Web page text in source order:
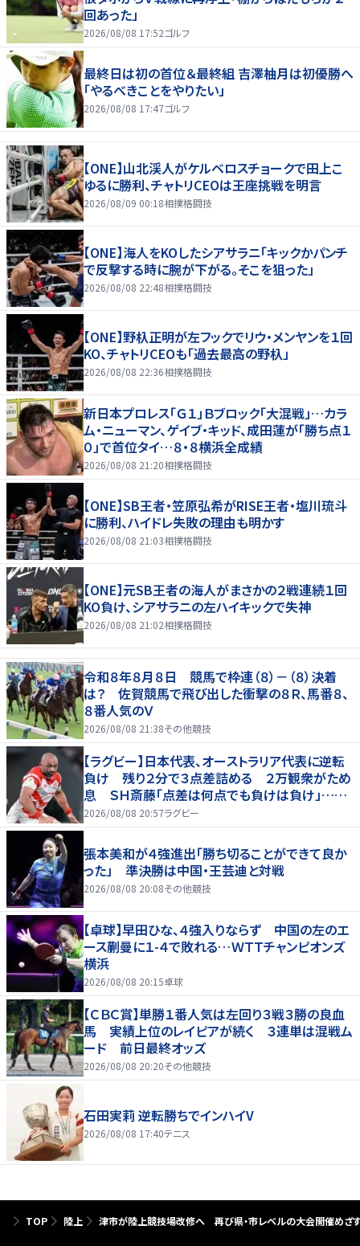
回あった」
2026/08/08 17:52ゴルフ
最終日は初の首位＆最終組 吉澤柚月は初優勝へ
「やるべきことをやりたい」
2026/08/08 17:47ゴルフ
【ONE】山北渓人がケルベロスチョークで田上こ
ゆるに勝利、チャトリCEOは王座挑戦を明言
2026/08/09 00:18相撲格闘技
【ONE】海人をKOしたシアサラニ「キックかパンチ
で反撃する時に腕が下がる。そこを狙った」
2026/08/08 22:48相撲格闘技
【ONE】野杁正明が左フックでリウ・メンヤンを１回
KO、チャトリCEOも「過去最高の野杁」
2026/08/08 22:36相撲格闘技
新日本プロレス「Ｇ１」Ｂブロック「大混戦」…カラ
ム・ニューマン、ゲイブ・キッド、成田蓮が「勝ち点１
０」で首位タイ…８・８横浜全成績
2026/08/08 21:20相撲格闘技
【ONE】SB王者・笠原弘希がRISE王者・塩川琉斗
に勝利、ハイドレ失敗の理由も明かす
2026/08/08 21:03相撲格闘技
【ONE】元SB王者の海人がまさかの２戦連続１回
KO負け、シアサラニの左ハイキックで失神
2026/08/08 21:02相撲格闘技
令和８年８月８日 競馬で枠連（８）－（８）決着
は？ 佐賀競馬で飛び出した衝撃の８Ｒ、馬番８、
８番人気のＶ
2026/08/08 21:38その他競技
【ラグビー】日本代表、オーストラリア代表に逆転
負け 残り２分で３点差詰める ２万観衆がため
息 ＳＨ斎藤「点差は何点でも負けは負け」…前
半にＳＯ伊藤龍が先制トライ、３２ー３５で惜敗
2026/08/08 20:57ラグビー
張本美和が４強進出「勝ち切ることができて良か
った」 準決勝は中国・王芸迪と対戦
2026/08/08 20:08その他競技
【卓球】早田ひな、４強入りならず 中国の左のエ
ース蒯曼に１-４で敗れる…ＷＴＴチャンピオンズ
横浜
2026/08/08 20:15卓球
【ＣＢＣ賞】単勝１番人気は左回り３戦３勝の良血
馬 実績上位のレイピアが続く ３連単は混戦ム
ード 前日最終オッズ
2026/08/08 20:20その他競技
石田実莉 逆転勝ちでインハイV
2026/08/08 17:40テニス
TOP 陸上 津市が陸上競技場改修へ 再び県・市レベルの大会開催めざ